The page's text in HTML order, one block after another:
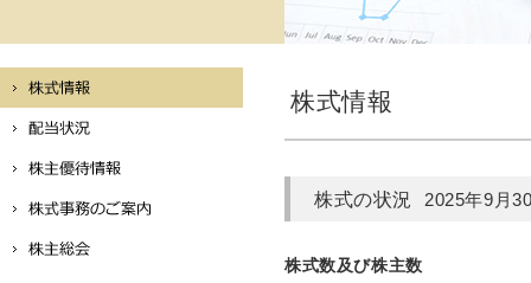
株式情報
株式の状況 2025年9月
株式数及び株主数